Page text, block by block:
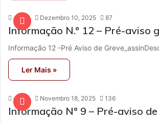
admin Dezembro 10, 2025 87
Informação N.º 12 – Pré-aviso
Informação 12 -Pré Aviso de
Ler Mais »
admin Novembro 18, 2025 136
Informação Nº 9 – Pré-aviso